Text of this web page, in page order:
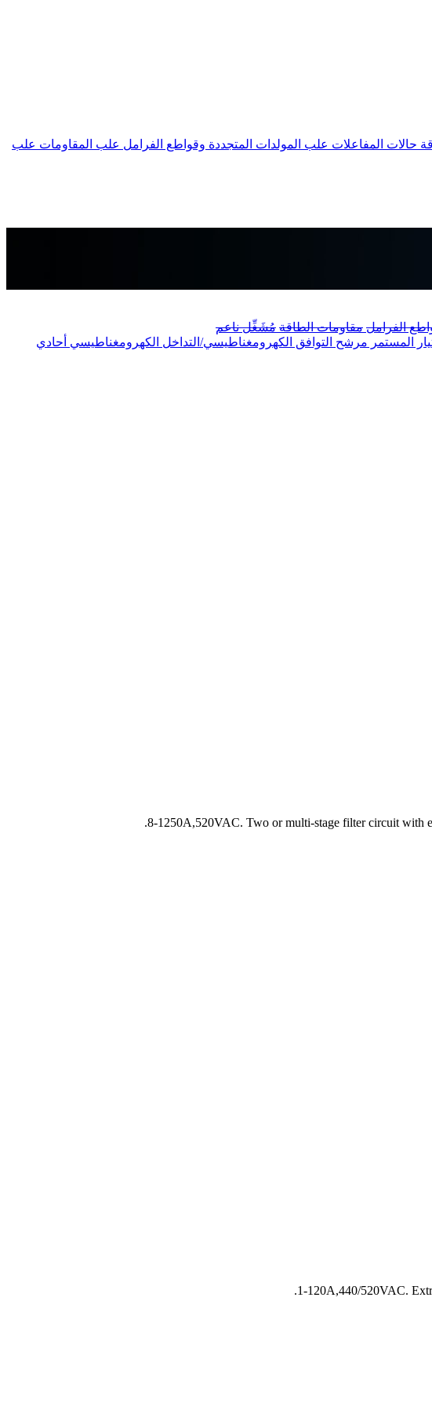
حالات المفاعلات علب المولدات المتجددة وقواطع الفرامل علب المقاومات علب
الفرامل مقاومات الطاقة مُشَغِّل ناعم
المستمر مرشح التوافق الكهرومغناطيسي/التداخل الكهرومغناطيسي أحادي
8-1250A,520VAC. Two or multi-stage filter circuit with
1-120A,440/520VAC.